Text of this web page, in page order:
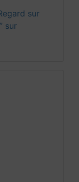
sur
sur